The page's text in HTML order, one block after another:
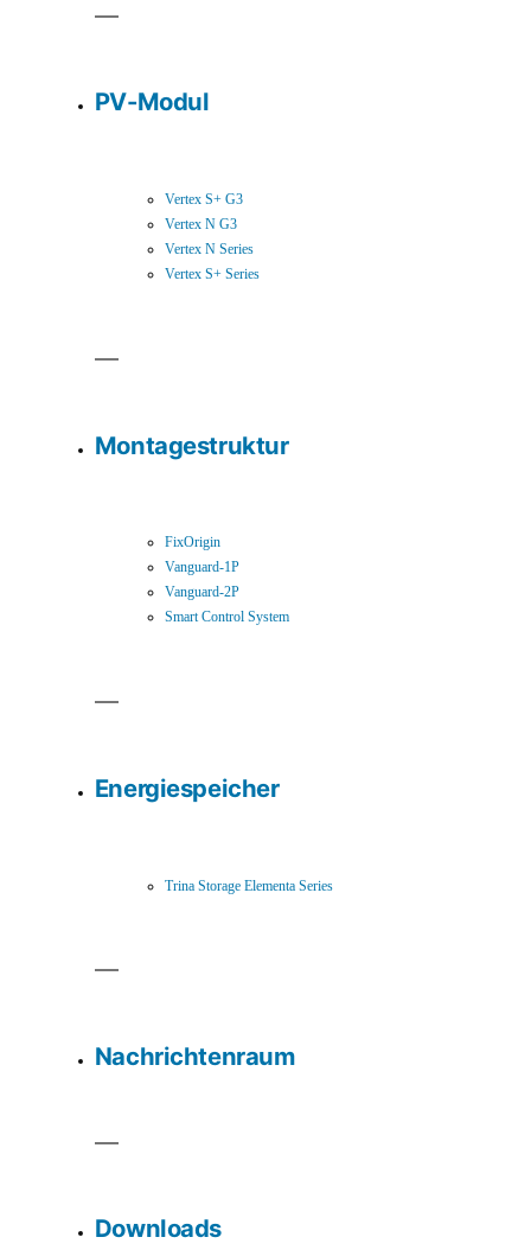
PV-Modul
Vertex S+ G3
Vertex N G3
Vertex N Series
Vertex S+ Series
Montagestruktur
FixOrigin
Vanguard-1P
Vanguard-2P
Smart Control System
Energiespeicher
Trina Storage Elementa Series
Nachrichtenraum
Downloads